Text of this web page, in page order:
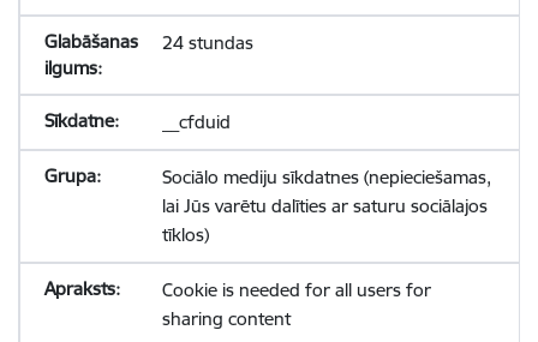
24 stundas
__cfduid
Sociālo mediju sīkdatnes (nepieciešamas,
lai Jūs varētu dalīties ar saturu sociālajos
tīklos)
Cookie is needed for all users for
sharing content